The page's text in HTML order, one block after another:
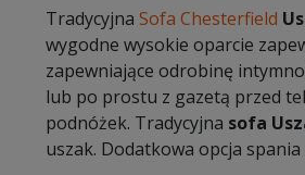
Tradycyjna Sofa Chesterfield
wygodne wysokie oparcie
zapewniające odrobinę
lub po prostu z gazetą przed
podnóżek. Tradycyjna sofa
uszak. Dodatkowa opcja